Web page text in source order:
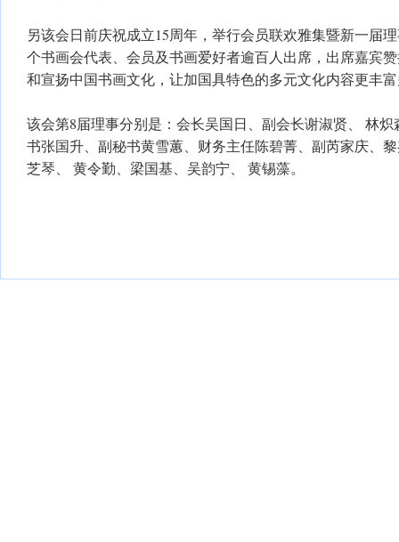
另该会日前庆祝成立15周年，举行会员联欢雅集暨新一届
个书画会代表、会员及书画爱好者逾百人出席，出席嘉宾
和宣扬中国书画文化，让加国具特色的多元文化内容更丰
该会第8届理事分别是：会长吴国日、副会长谢淑贤、 林
书张国升、副秘书黄雪蕙、财务主任陈碧菁、副芮家庆、
芝琴、 黄令勤、梁国基、吴韵宁、 黄锡藻。